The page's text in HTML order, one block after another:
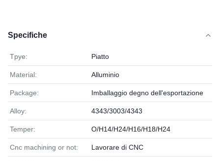
Specifiche
Tpye: Piatto
Material: Alluminio
Package: Imballaggio degno dell'esportazione
Alloy: 4343/3003/4343
Temper: O/H14/H24/H16/H18/H24
Cnc machining or not: Lavorare di CNC